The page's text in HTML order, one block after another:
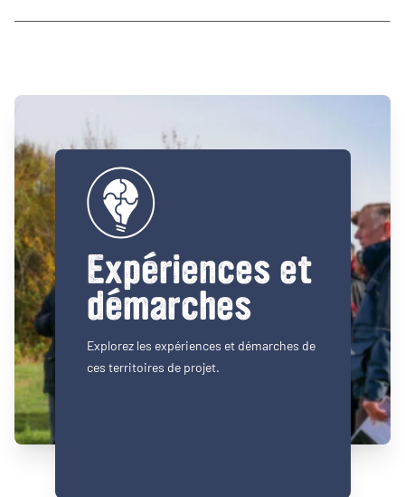
Expériences et
démarches
Explorez les expériences et démarches de
ces territoires de projet.